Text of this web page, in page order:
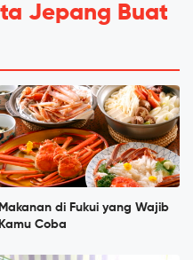
Jepang Buat
Makanan di Fukui yang Wajib
Kamu Coba